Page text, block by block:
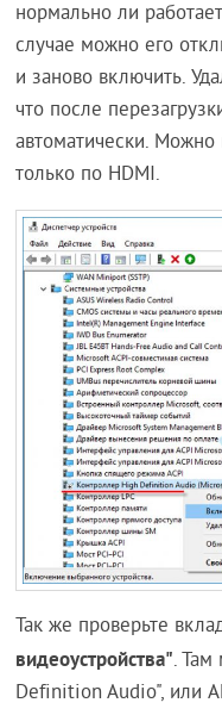
нормально ли
случае можно его
и заново включить.
что после
автоматически. Можно
только по HDMI.
Так же проверьте
видеоустройства". Там
Definition Audio", или